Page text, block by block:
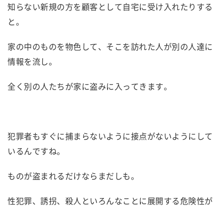
知らない新規の方を顧客として自宅に受け入れたりする
と。
家の中のものを物色して、そこを訪れた人が別の人達に
情報を流し。
全く別の人たちが家に盗みに入ってきます。
犯罪者もすぐに捕まらないように接点がないようにして
いるんですね。
ものが盗まれるだけならまだしも。
性犯罪、誘拐、殺人といろんなことに展開する危険性が